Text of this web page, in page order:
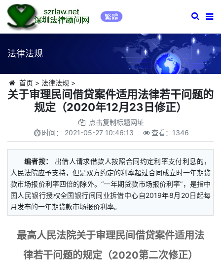
繁體
法律法规
首页 > 法律法规 >
关于审理民间借贷案件适用法律若干问题的
规定（2020年12月23日修正）
点击复制标题网址
时间： 2021-05-27 10:46:13 查看： 1346
编者按：
出借人请求借款人按照合同约定利率支付利息的，
人民法院应予支持，但是双方约定的利率超过合同成立时一年期贷
款市场报价利率四倍的除外。“一年期贷款市场报价利率”，是指中
国人民银行授权全国银行间同业拆借中心自2019年8月20日起每
月发布的一年期贷款市场报价利率。
最高人民法院关于审理民间借贷案件适用法
律若干问题的规定（2020第二次修正）